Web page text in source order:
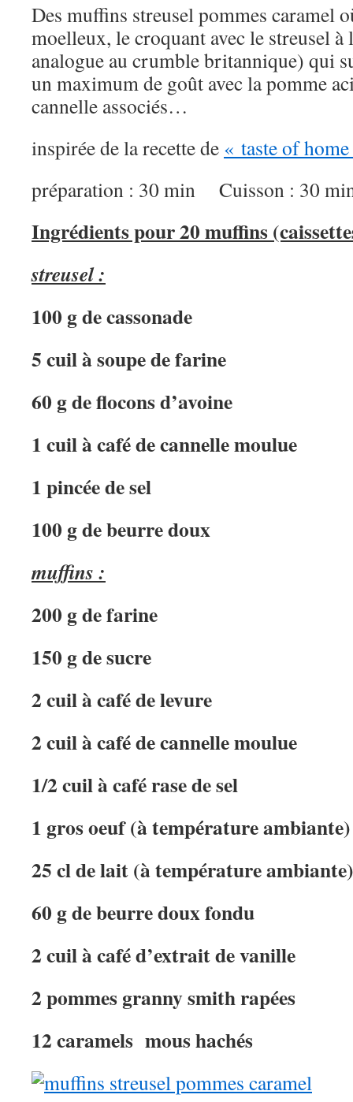
Des muffins streusel pommes caramel
moelleux, le croquant avec le streusel à
analogue au crumble britannique) qui
un maximum de goût avec la pomme
cannelle associés…
inspirée de la recette de « taste of
préparation : 30 min Cuisson : 30
Ingrédients pour 20 muffins
streusel :
100 g de cassonade
5 cuil à soupe de farine
60 g de flocons d’avoine
1 cuil à café de cannelle moulue
1 pincée de sel
100 g de beurre doux
muffins :
200 g de farine
150 g de sucre
2 cuil à café de levure
2 cuil à café de cannelle moulue
1/2 cuil à café rase de sel
1 gros oeuf (à température ambiante)
25 cl de lait (à température ambiante)
60 g de beurre doux fondu
2 cuil à café d’extrait de vanille
2 pommes granny smith rapées
12 caramels mous hachés